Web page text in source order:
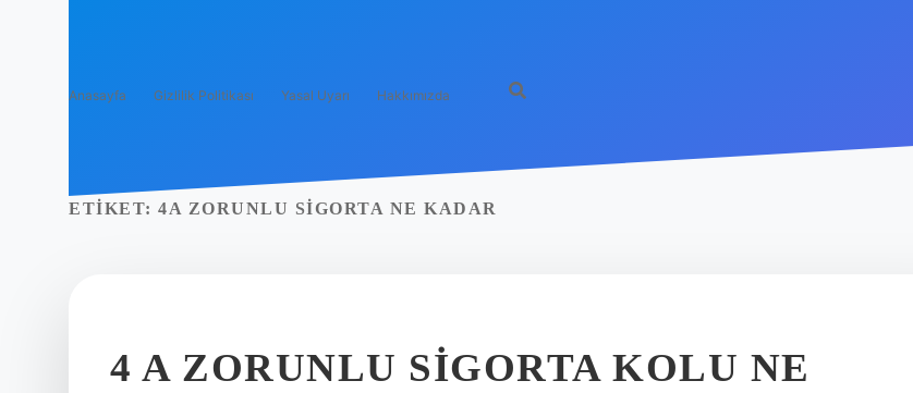
Anasayfa Gizlilik Politikası Yasal Uyarı Hakkımızda
ETIKET: 4A ZORUNLU SIGORTA NE KADAR
4 A ZORUNLU SIGORTA KOLU NE